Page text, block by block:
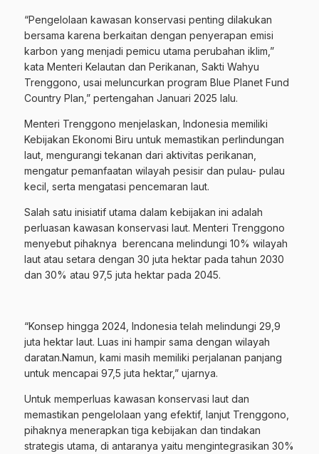
“Pengelolaan kawasan konservasi penting dilakukan
bersama karena berkaitan dengan penyerapan emisi
karbon yang menjadi pemicu utama perubahan iklim,”
kata Menteri Kelautan dan Perikanan, Sakti Wahyu
Trenggono, usai meluncurkan program Blue Planet Fund
Country Plan,” pertengahan Januari 2025 lalu.
Menteri Trenggono menjelaskan, Indonesia memiliki
Kebijakan Ekonomi Biru untuk memastikan perlindungan
laut, mengurangi tekanan dari aktivitas perikanan,
mengatur pemanfaatan wilayah pesisir dan pulau- pulau
kecil, serta mengatasi pencemaran laut.
Salah satu inisiatif utama dalam kebijakan ini adalah
perluasan kawasan konservasi laut. Menteri Trenggono
menyebut pihaknya berencana melindungi 10% wilayah
laut atau setara dengan 30 juta hektar pada tahun 2030
dan 30% atau 97,5 juta hektar pada 2045.
“Konsep hingga 2024, Indonesia telah melindungi 29,9
juta hektar laut. Luas ini hampir sama dengan wilayah
daratan.Namun, kami masih memiliki perjalanan panjang
untuk mencapai 97,5 juta hektar,” ujarnya.
Untuk memperluas kawasan konservasi laut dan
memastikan pengelolaan yang efektif, lanjut Trenggono,
pihaknya menerapkan tiga kebijakan dan tindakan
strategis utama, di antaranya yaitu mengintegrasikan 30%